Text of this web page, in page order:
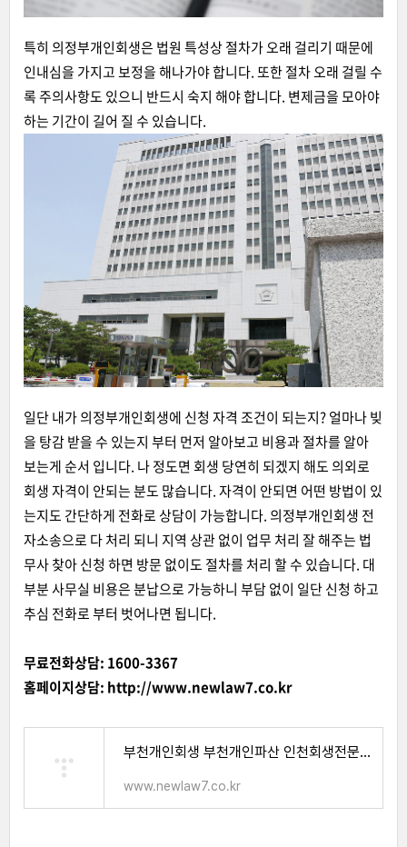
특히 의정부개인회생은 법원 특성상 절차가 오래 걸리기 때문에
인내심을 가지고 보정을 해나가야 합니다. 또한 절차 오래 걸릴 수
록 주의사항도 있으니 반드시 숙지 해야 합니다. 변제금을 모아야
하는 기간이 길어 질 수 있습니다.
일단 내가 의정부개인회생에 신청 자격 조건이 되는지? 얼마나 빚
을 탕감 받을 수 있는지 부터 먼저 알아보고 비용과 절차를 알아
보는게 순서 입니다. 나 정도면 회생 당연히 되겠지 해도 의외로
회생 자격이 안되는 분도 많습니다. 자격이 안되면 어떤 방법이 있
는지도 간단하게 전화로 상담이 가능합니다. 의정부개인회생 전
자소송으로 다 처리 되니 지역 상관 없이 업무 처리 잘 해주는 법
무사 찾아 신청 하면 방문 없이도 절차를 처리 할 수 있습니다. 대
부분 사무실 비용은 분납으로 가능하니 부담 없이 일단 신청 하고
추심 전화로 부터 벗어나면 됩니다.
무료전화상담: 1600-3367
홈페이지상담: http://www.newlaw7.co.kr
부천개인회생 부천개인파산 인천회생전문 법무사 노재승, 부천개인회생전문,인천개인회생법무
www.newlaw7.co.kr